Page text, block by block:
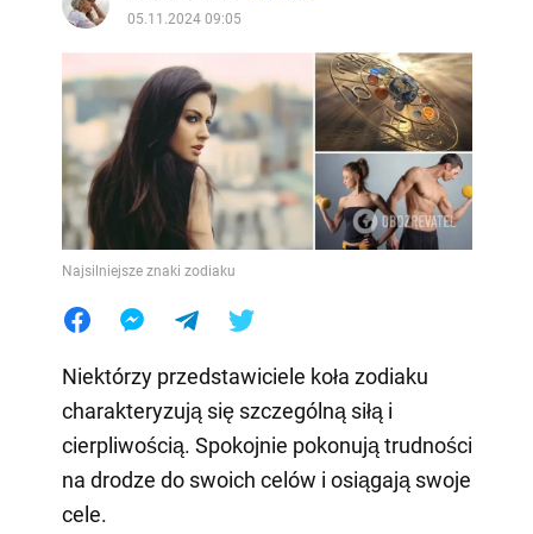
05.11.2024 09:05
Najsilniejsze znaki zodiaku
Niektórzy przedstawiciele koła zodiaku
charakteryzują się szczególną siłą i
cierpliwością. Spokojnie pokonują trudności
na drodze do swoich celów i osiągają swoje
cele.